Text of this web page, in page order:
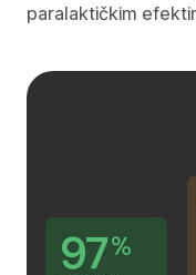
paralaktičkim